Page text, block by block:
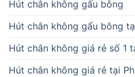
Hút chân không gấu bông
Hút chân không gấu bông
Hút chân không giá rẻ số 1
Hút chân không giá rẻ tại